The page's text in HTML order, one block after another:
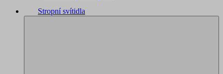
Stropní svítidla